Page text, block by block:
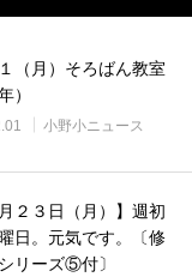
（月）そろばん教室
）
小野小ニュース
月２３日（月）】週初
日。元気です。〔修
リーズ⑤付〕